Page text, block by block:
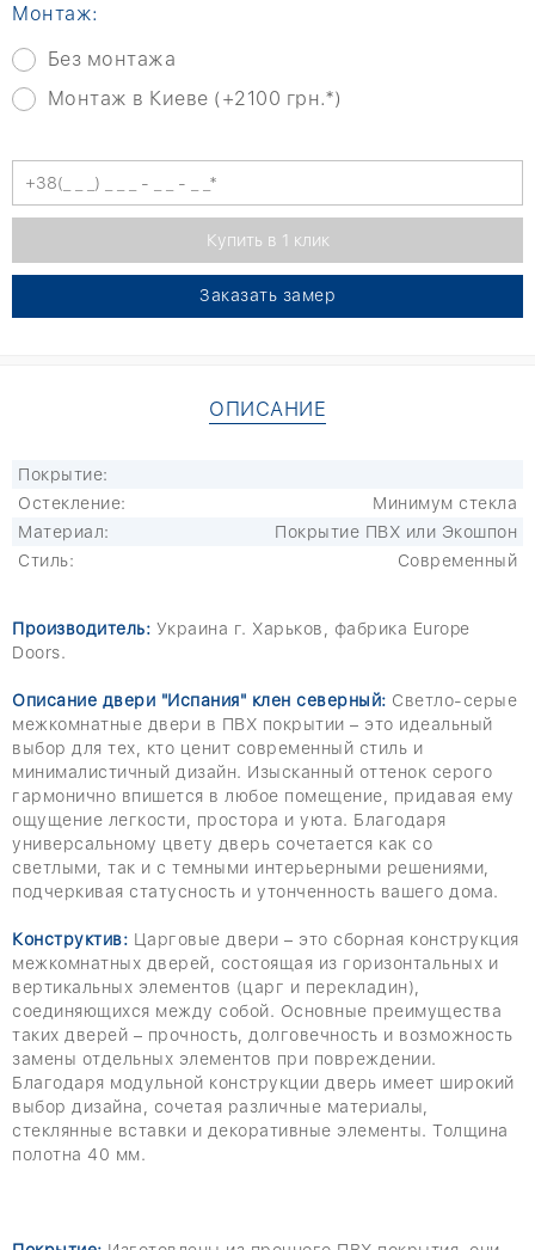
Монтаж:
Без монтажа
Монтаж в Киеве (+2100 грн.*)
Заказать замер
ОПИСАНИЕ
Покрытие:
Остекление:
Минимум стекла
Материал:
Покрытие ПВХ или Экошпон
Стиль:
Современный
Производитель: Украина г. Харьков, фабрика Europe
Doors.
Описание двери "Испания" клен северный: Светло-серые
межкомнатные двери в ПВХ покрытии – это идеальный
выбор для тех, кто ценит современный стиль и
минималистичный дизайн. Изысканный оттенок серого
гармонично впишется в любое помещение, придавая ему
ощущение легкости, простора и уюта. Благодаря
универсальному цвету дверь сочетается как со
светлыми, так и с темными интерьерными решениями,
подчеркивая статусность и утонченность вашего дома.
Конструктив: Царговые двери – это сборная конструкция
межкомнатных дверей, состоящая из горизонтальных и
вертикальных элементов (царг и перекладин),
соединяющихся между собой. Основные преимущества
таких дверей – прочность, долговечность и возможность
замены отдельных элементов при повреждении.
Благодаря модульной конструкции дверь имеет широкий
выбор дизайна, сочетая различные материалы,
стеклянные вставки и декоративные элементы. Толщина
полотна 40 мм.